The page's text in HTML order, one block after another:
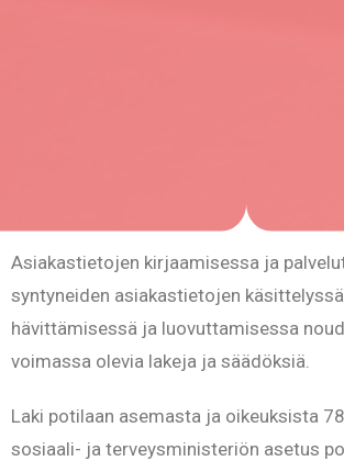
Asiakastietojen kirjaamisessa ja
syntyneiden asiakastietojen
hävittämisessä ja luovuttamisessa
voimassa olevia lakeja ja säädöksiä.
Laki potilaan asemasta ja oikeuksista
sosiaali- ja terveysministeriön asetus